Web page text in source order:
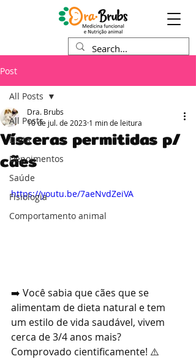
Post
All Posts
Dieta
Depoimentos
Saúde
Fisiologia
Comportamento animal
All Posts
Vísceras permitidas p/
cães
Dra. Brubs
10 de jul. de 2023 1 min de leitura
https://youtu.be/7aeNvdZeiVA
➡️ Você sabia que cães que se
alimentam de dieta natural e tem
um estilo de vida saudável, vivem
cerca de 3/4 anos mais?
Comprovado cientificamente! ⚠️